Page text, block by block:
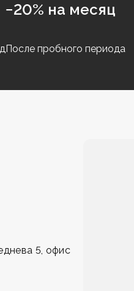
−20% на месяц
После пробного периода
5, офис